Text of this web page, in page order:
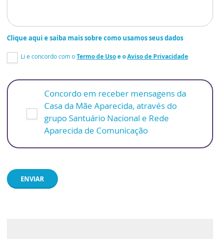
Clique aqui e saiba mais sobre como usamos seus dados
Li e concordo com oTermo de Usoe oAviso de Privacidade
Concordo em receber mensagens da
Casa da Mãe Aparecida, através do
grupo Santuário Nacional e Rede
Aparecida de Comunicação
ENVIAR